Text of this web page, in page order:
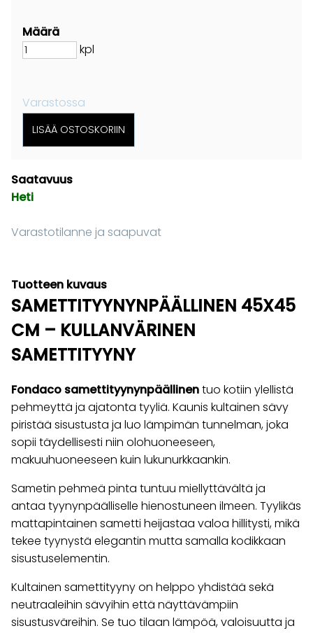
Määrä
kpl
Varastossa
Saatavuus
Heti
Varastotilanne ja saapuvat
Tuotteen kuvaus
SAMETTITYYNYNPÄÄLLINEN 45X45
CM – KULLANVÄRINEN
SAMETTITYYNY
Fondaco samettityynynpäällinentuo kotiin ylellistä
pehmeyttä ja ajatonta tyyliä. Kaunis kultainen sävy
piristää sisustusta ja luo lämpimän tunnelman, joka
sopii täydellisesti niin olohuoneeseen,
makuuhuoneeseen kuin lukunurkkaankin.
Sametin pehmeä pinta tuntuu miellyttävältä ja
antaa tyynynpäälliselle hienostuneen ilmeen. Tyylikäs
mattapintainen sametti heijastaa valoa hillitysti, mikä
tekee tyynystä elegantin mutta samalla kodikkaan
sisustuselementin.
Kultainen samettityyny on helppo yhdistää sekä
neutraaleihin sävyihin että näyttävämpiin
sisustusväreihin. Se tuo tilaan lämpöä, valoisuutta ja